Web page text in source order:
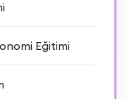
Eğitimi